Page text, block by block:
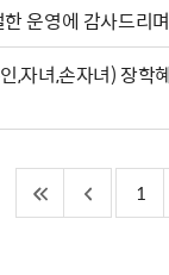
한 운영에 감사드리
,자녀,손자녀) 장
1